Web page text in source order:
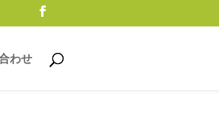
わせ